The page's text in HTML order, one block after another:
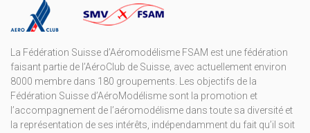
La Fédération Suisse d’Aéromodélisme FSAM est une fédération
faisant partie de l’AéroClub de Suisse, avec actuellement environ
8000 membre dans 180 groupements. Les objectifs de la
Fédération Suisse d’AéroModélisme sont la promotion et
l’accompagnement de l’aéromodélisme dans toute sa diversité et
la représentation de ses intérêts, indépendamment du fait qu’il soit